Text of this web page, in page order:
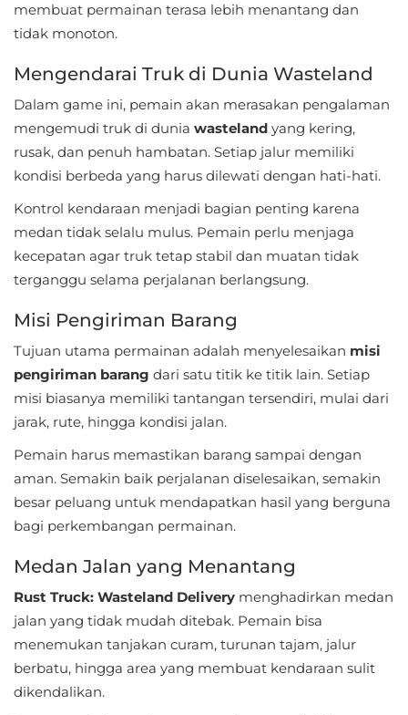
Vehicles
Beauty
Books
&
Reference
Buku
&
Referensi
Comics
Communication
Dating
Education
Emulator
Entertainment
Events
Finance
Food
membuat permainan terasa lebih menantang dan
tidak monoton.
Mengendarai Truk di Dunia Wasteland
Dalam game ini, pemain akan merasakan pengalaman
mengemudi truk di dunia wasteland yang kering,
rusak, dan penuh hambatan. Setiap jalur memiliki
kondisi berbeda yang harus dilewati dengan hati-hati.
Kontrol kendaraan menjadi bagian penting karena
medan tidak selalu mulus. Pemain perlu menjaga
kecepatan agar truk tetap stabil dan muatan tidak
terganggu selama perjalanan berlangsung.
Misi Pengiriman Barang
Tujuan utama permainan adalah menyelesaikan misi
pengiriman barang dari satu titik ke titik lain. Setiap
misi biasanya memiliki tantangan tersendiri, mulai dari
jarak, rute, hingga kondisi jalan.
Pemain harus memastikan barang sampai dengan
aman. Semakin baik perjalanan diselesaikan, semakin
besar peluang untuk mendapatkan hasil yang berguna
bagi perkembangan permainan.
Medan Jalan yang Menantang
Rust Truck: Wasteland Delivery menghadirkan medan
jalan yang tidak mudah ditebak. Pemain bisa
menemukan tanjakan curam, turunan tajam, jalur
berbatu, hingga area yang membuat kendaraan sulit
dikendalikan.